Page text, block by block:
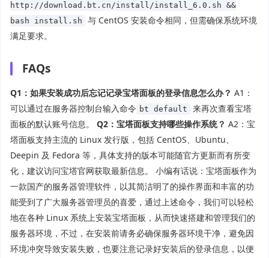
http://download.bt.cn/install/install_6.0.sh &&
bash install.sh
与 CentOS 安装命令相同，但需确保系统环境
满足要求。
FAQs
Q1：如果安装成功后忘记记录宝塔面板的登录信息怎么办？ A1：
可以通过在服务器控制台输入命令 bt default
来再次查看宝塔
面板的默认账号信息。 Q2：宝塔面板支持哪些操作系统？ A2：宝
塔面板支持主流的 Linux 发行版，包括 CentOS、Ubuntu、
Deepin 及 Fedora 等，具体支持的版本可能随官方更新而有所变
化，建议访问宝塔官网获取最新信息。 小编有话说：宝塔面板作为
一款国产的服务器管理软件，以其简洁明了的操作界面和丰富的功
能受到了广大服务器管理员的喜爱，通过上述命令，我们可以轻松
地在各种 Linux 系统上安装宝塔面板，从而快速搭建和管理我们的
服务器环境，不过，在安装前请务必确保服务器环境干净，避免因
环境冲突导致安装失败，也要注意记录好安装后的登录信息，以便